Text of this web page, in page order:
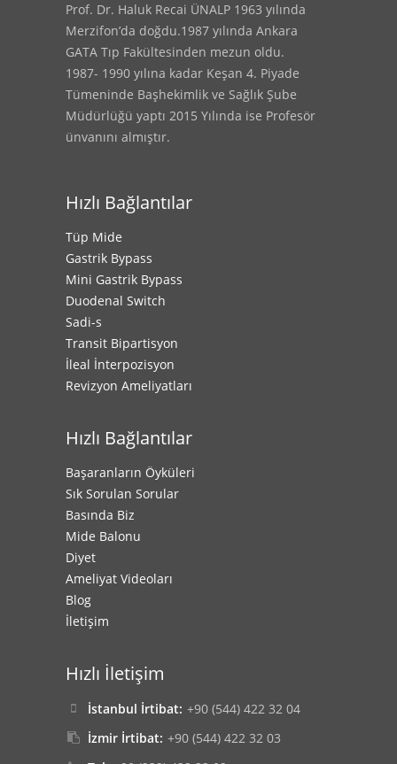
Prof. Dr. Haluk Recai ÜNALP 1963 yılında
Merzifon’da doğdu.1987 yılında Ankara
GATA Tıp Fakültesinden mezun oldu.
1987- 1990 yılına kadar Keşan 4. Piyade
Tümeninde Başhekimlik ve Sağlık Şube
Müdürlüğü yaptı 2015 Yılında ise Profesör
ünvanını almıştır.
Hızlı Bağlantılar
Tüp Mide
Gastrik Bypass
Mini Gastrik Bypass
Duodenal Switch
Sadi-s
Transit Bipartisyon
İleal İnterpozisyon
Revizyon Ameliyatları
Hızlı Bağlantılar
Başaranların Öyküleri
Sık Sorulan Sorular
Basında Biz
Mide Balonu
Diyet
Ameliyat Videoları
Blog
İletişim
Hızlı İletişim
İstanbul İrtibat: +90 (544) 422 32 04
İzmir İrtibat: +90 (544) 422 32 03